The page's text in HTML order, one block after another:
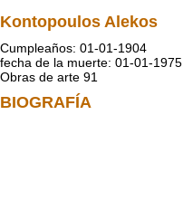
Kontopoulos Alekos
Cumpleaños: 01-01-1904
fecha de la muerte: 01-01-1975
Obras de arte 91
BIOGRAFÍA